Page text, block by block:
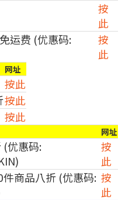
按
此
运费 (优惠码:
按
此
网址
按此
按此
按此
网址
(优惠码:
按
此
商品八折 (优惠码: 按
此